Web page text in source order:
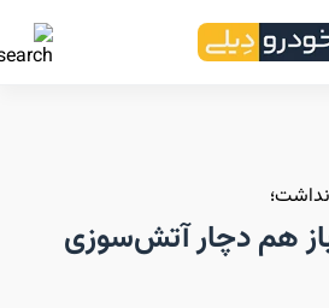
نداشت؛
هم دچار آتش‌سوزی